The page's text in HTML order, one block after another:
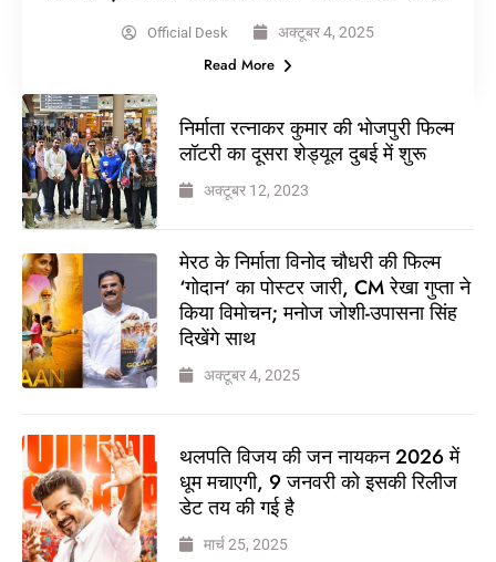
Official Desk अक्टूबर 4, 2025
Read More
निर्माता रत्नाकर कुमार की भोजपुरी फिल्म
लॉटरी का दूसरा शेड्यूल दुबई में शुरू
अक्टूबर 12, 2023
मेरठ के निर्माता विनोद चौधरी की फिल्म
‘गोदान’ का पोस्टर जारी, CM रेखा गुप्ता ने
किया विमोचन; मनोज जोशी-उपासना सिंह
दिखेंगे साथ
अक्टूबर 4, 2025
थलपति विजय की जन नायकन 2026 में
धूम मचाएगी, 9 जनवरी को इसकी रिलीज
डेट तय की गई है
मार्च 25, 2025